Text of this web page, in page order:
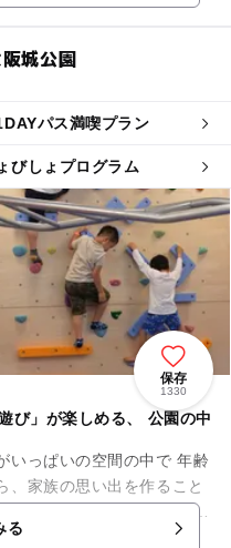
城公園
パス満喫プラン
びしょプログラム
保存
1330
び」が楽しめる、 公園の中
いっぱいの空間の中で 年齢
、家族の思い出を作ること
る